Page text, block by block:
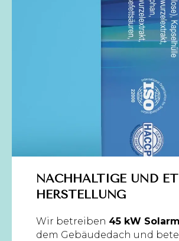
NACHHALTIGE UND
HERSTELLUNG
Wir betreiben 45 kW
dem Gebäudedach und